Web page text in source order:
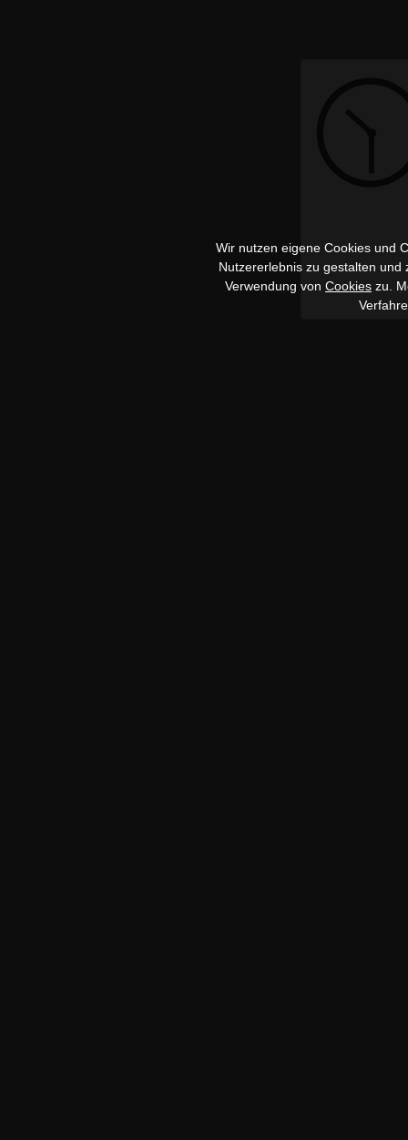
Wir nutzen eigene Cookies und
Nutzererlebnis zu gestalten
Verwendung von Cookies zu.